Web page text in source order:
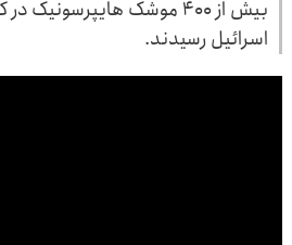
اسرائیل رسیدند.